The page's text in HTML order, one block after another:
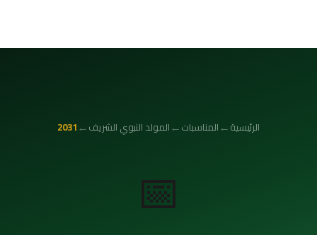
الرئيسية←المناسبات←المولد النبوي الشريف←
2031
📅